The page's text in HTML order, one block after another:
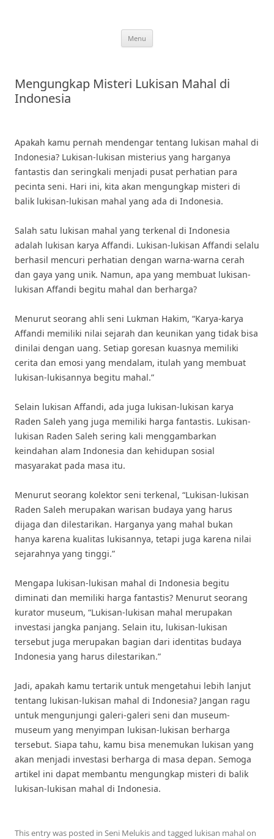
Menu
Mengungkap Misteri Lukisan Mahal di
Indonesia
Apakah kamu pernah mendengar tentang lukisan mahal di
Indonesia? Lukisan-lukisan misterius yang harganya
fantastis dan seringkali menjadi pusat perhatian para
pecinta seni. Hari ini, kita akan mengungkap misteri di
balik lukisan-lukisan mahal yang ada di Indonesia.
Salah satu lukisan mahal yang terkenal di Indonesia
adalah lukisan karya Affandi. Lukisan-lukisan Affandi selalu
berhasil mencuri perhatian dengan warna-warna cerah
dan gaya yang unik. Namun, apa yang membuat lukisan-
lukisan Affandi begitu mahal dan berharga?
Menurut seorang ahli seni Lukman Hakim, “Karya-karya
Affandi memiliki nilai sejarah dan keunikan yang tidak bisa
dinilai dengan uang. Setiap goresan kuasnya memiliki
cerita dan emosi yang mendalam, itulah yang membuat
lukisan-lukisannya begitu mahal.”
Selain lukisan Affandi, ada juga lukisan-lukisan karya
Raden Saleh yang juga memiliki harga fantastis. Lukisan-
lukisan Raden Saleh sering kali menggambarkan
keindahan alam Indonesia dan kehidupan sosial
masyarakat pada masa itu.
Menurut seorang kolektor seni terkenal, “Lukisan-lukisan
Raden Saleh merupakan warisan budaya yang harus
dijaga dan dilestarikan. Harganya yang mahal bukan
hanya karena kualitas lukisannya, tetapi juga karena nilai
sejarahnya yang tinggi.”
Mengapa lukisan-lukisan mahal di Indonesia begitu
diminati dan memiliki harga fantastis? Menurut seorang
kurator museum, “Lukisan-lukisan mahal merupakan
investasi jangka panjang. Selain itu, lukisan-lukisan
tersebut juga merupakan bagian dari identitas budaya
Indonesia yang harus dilestarikan.”
Jadi, apakah kamu tertarik untuk mengetahui lebih lanjut
tentang lukisan-lukisan mahal di Indonesia? Jangan ragu
untuk mengunjungi galeri-galeri seni dan museum-
museum yang menyimpan lukisan-lukisan berharga
tersebut. Siapa tahu, kamu bisa menemukan lukisan yang
akan menjadi investasi berharga di masa depan. Semoga
artikel ini dapat membantu mengungkap misteri di balik
lukisan-lukisan mahal di Indonesia.
This entry was posted in Seni Melukisand tagged lukisan mahalon